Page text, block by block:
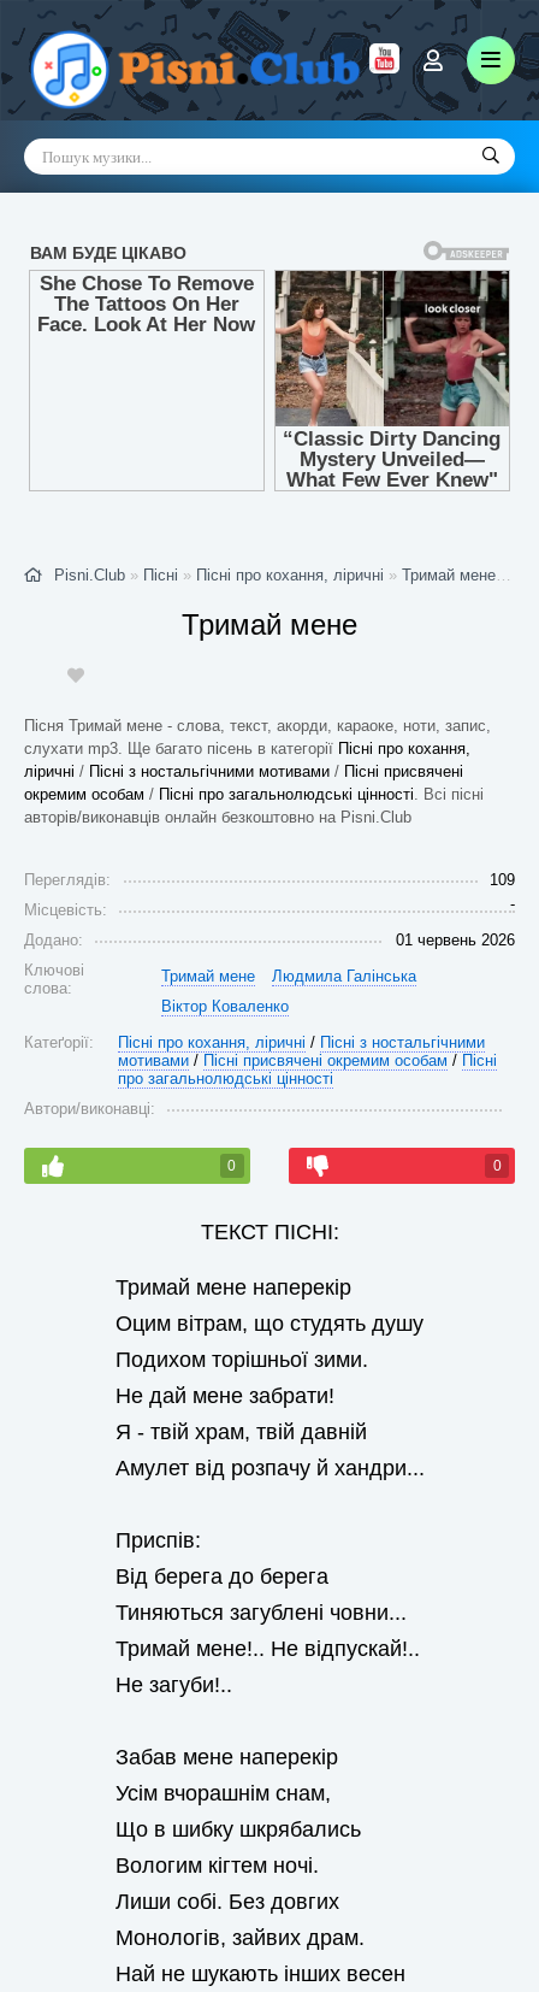
Pisni.Club » Пісні » Пісні про кохання, ліричні » Тримай мене-
Тримай мене
Пісня Тримай мене - слова, текст, акорди, караоке, ноти, запис,
слухати mp3. Ще багато пісень в категорії Пісні про кохання,
ліричні / Пісні з ностальгічними мотивами / Пісні присвячені
окремим особам / Пісні про загальнолюдські цінності. Всі пісні
авторів/виконавців онлайн безкоштовно на Pisni.Club
Переглядів:
109
Місцевість:
-
Додано:
01 червень 2026
Ключові
слова:
Тримай мене
Людмила Галінська
Віктор Коваленко
Катеґорії:
Пісні про кохання, ліричні / Пісні з ностальгічними
мотивами / Пісні присвячені окремим особам / Пісні
про загальнолюдські цінності
Автори/виконавці:
0 0
ТЕКСТ ПІСНІ:
Тримай мене наперекір
Оцим вітрам, що студять душу
Подихом торішньої зими.
Не дай мене забрати!
Я - твій храм, твій давній
Амулет від розпачу й хандри...
Приспів:
Від берега до берега
Тиняються загублені човни...
Тримай мене!.. Не відпускай!..
Не загуби!..
Забав мене наперекір
Усім вчорашнім снам,
Що в шибку шкрябались
Вологим кігтем ночі.
Лиши собі. Без довгих
Монологів, зайвих драм.
Най не шукають інших весен